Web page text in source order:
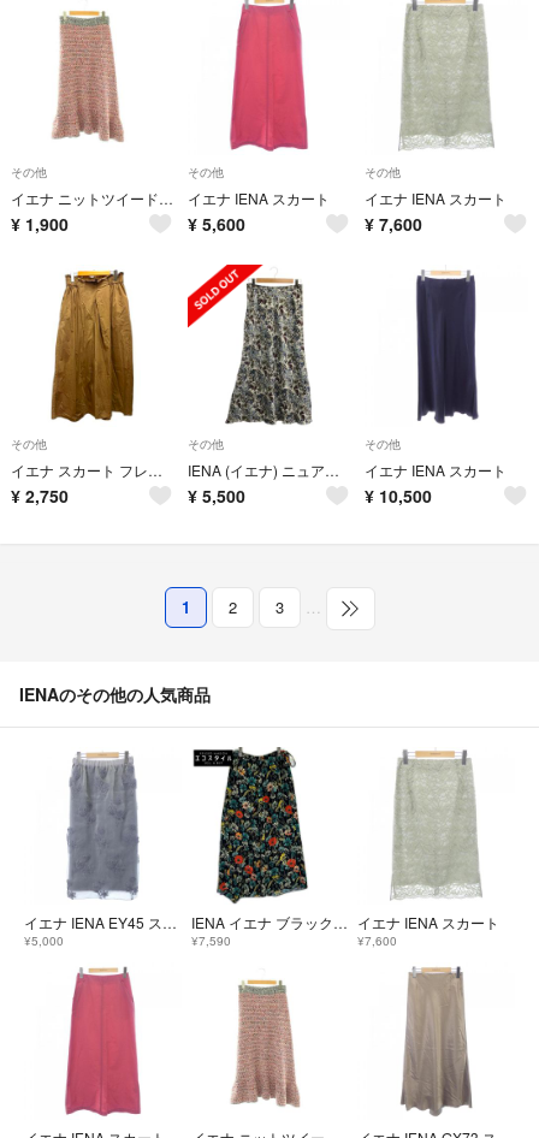
その他
イエナ ニットツイード スカートフレア ロング マルチカラー /HS ■OS
¥ 1,900
その他
イエナ IENA スカート
¥ 5,600
その他
イエナ IENA スカート
¥ 7,600
その他
イエナ スカート フレア ギャザー ストレッチ 無地 ロング丈 38 ベージュ
¥ 2,750
その他
IENA (イエナ) ニュアンスプリントスリットスカート 21060900214020 グレー 38
¥ 5,500
その他
イエナ IENA スカート
¥ 10,500
1 2 3 …
IENAのその他の人気商品
イエナ IENA EY45 スカート
¥5,000
IENA イエナ ブラック フラワーモチーフ スカート 38
¥7,590
イエナ IENA スカート
¥7,600